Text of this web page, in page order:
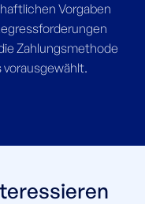
Vorgaben
Zahlungsmethode
vorausgewählt.